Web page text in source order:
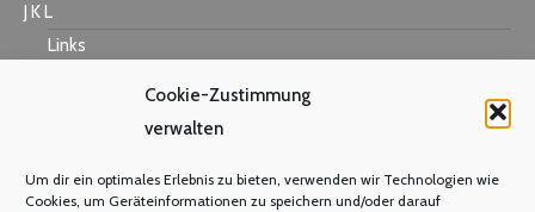
Cookie-Zustimmung
verwalten
Um dir ein optimales Erlebnis zu bieten, verwenden wir Technologien wie
Cookies, um Geräteinformationen zu speichern und/oder darauf
J K L
Links
Mastercard